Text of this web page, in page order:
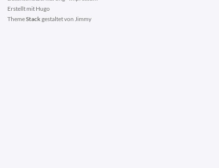
Erstellt mit Hugo
ThemeStackgestaltet von Jimmy